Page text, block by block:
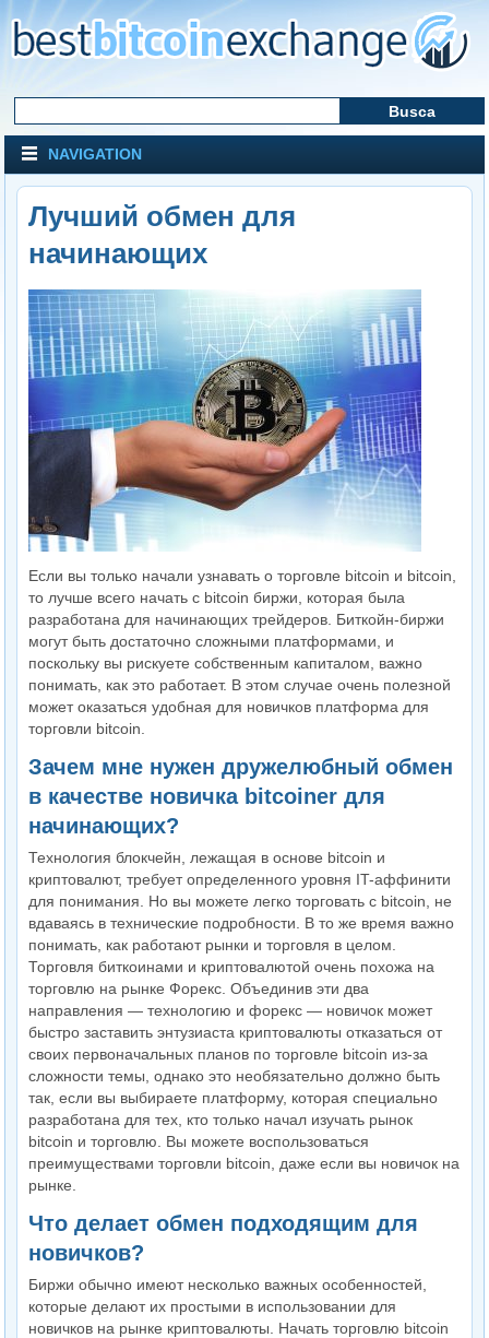
NAVIGATION
Лучший обмен для
начинающих
Если вы только начали узнавать о торговле bitcoin и bitcoin,
то лучше всего начать с bitcoin биржи, которая была
разработана для начинающих трейдеров. Биткойн-биржи
могут быть достаточно сложными платформами, и
поскольку вы рискуете собственным капиталом, важно
понимать, как это работает. В этом случае очень полезной
может оказаться удобная для новичков платформа для
торговли bitcoin.
Зачем мне нужен дружелюбный обмен
в качестве новичка bitcoiner для
начинающих?
Технология блокчейн, лежащая в основе bitcoin и
криптовалют, требует определенного уровня IT-аффинити
для понимания. Но вы можете легко торговать с bitcoin, не
вдаваясь в технические подробности. В то же время важно
понимать, как работают рынки и торговля в целом.
Торговля биткоинами и криптовалютой очень похожа на
торговлю на рынке Форекс. Объединив эти два
направления — технологию и форекс — новичок может
быстро заставить энтузиаста криптовалюты отказаться от
своих первоначальных планов по торговле bitcoin из-за
сложности темы, однако это необязательно должно быть
так, если вы выбираете платформу, которая специально
разработана для тех, кто только начал изучать рынок
bitcoin и торговлю. Вы можете воспользоваться
преимуществами торговли bitcoin, даже если вы новичок на
рынке.
Что делает обмен подходящим для
новичков?
Биржи обычно имеют несколько важных особенностей,
которые делают их простыми в использовании для
новичков на рынке криптовалюты. Начать торговлю bitcoin